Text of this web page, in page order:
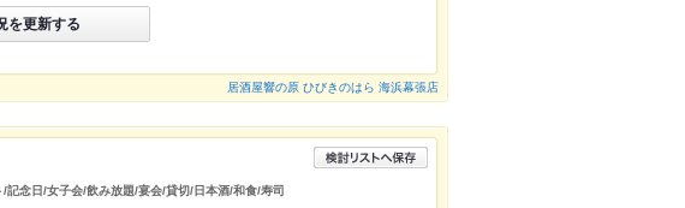
を更新する
居酒屋響の原 ひびきのはら 海浜幕張店
記念日/女子会/飲み放題/宴会/貸切/日本酒/和食/寿司